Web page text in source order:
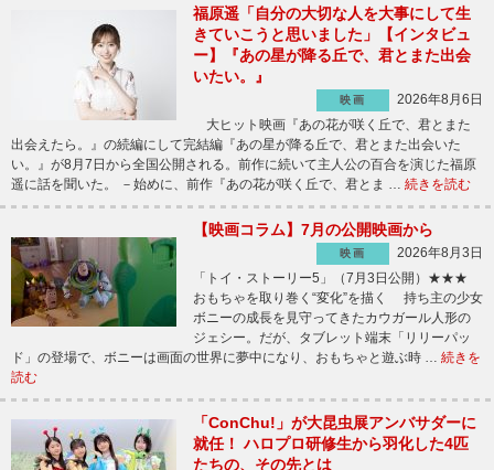
福原遥「自分の大切な人を大事にして生
きていこうと思いました」【インタビュ
ー】『あの星が降る丘で、君とまた出会
いたい。』
映画
2026年8月6日
大ヒット映画『あの花が咲く丘で、君とまた
出会えたら。』の続編にして完結編『あの星が降る丘で、君とまた出会いた
い。』が8月7日から全国公開される。前作に続いて主人公の百合を演じた福原
遥に話を聞いた。 －始めに、前作『あの花が咲く丘で、君とま … 続きを読む
【映画コラム】7月の公開映画から
映画
2026年8月3日
「トイ・ストーリー5」（7月3日公開）★★★
おもちゃを取り巻く“変化”を描く 持ち主の少女
ボニーの成長を見守ってきたカウガール人形の
ジェシー。だが、タブレット端末「リリーパッ
ド」の登場で、ボニーは画面の世界に夢中になり、おもちゃと遊ぶ時 … 続きを
読む
「ConChu!」が大昆虫展アンバサダーに
就任！ ハロプロ研修生から羽化した4匹
たちの、その先とは